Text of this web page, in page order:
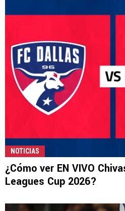
NOTICIAS
¿Cómo ver EN VIVO
Leagues Cup 2026?